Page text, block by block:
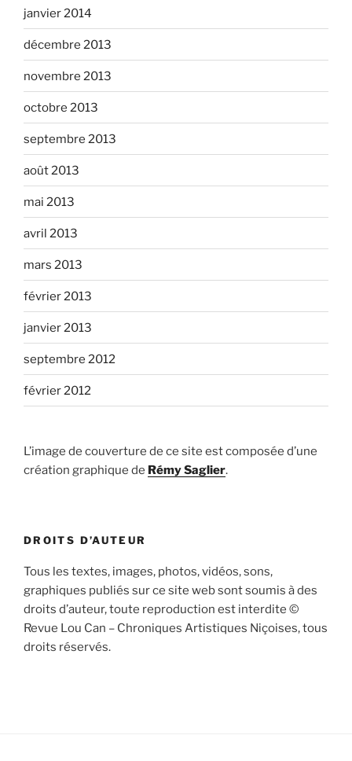
janvier 2014
décembre 2013
novembre 2013
octobre 2013
septembre 2013
août 2013
mai 2013
avril 2013
mars 2013
février 2013
janvier 2013
septembre 2012
février 2012
L’image de couverture de ce site est composée d’une
création graphique de Rémy Saglier.
DROITS D’AUTEUR
Tous les textes, images, photos, vidéos, sons,
graphiques publiés sur ce site web sont soumis à des
droits d’auteur, toute reproduction est interdite ©
Revue Lou Can – Chroniques Artistiques Niçoises, tous
droits réservés.